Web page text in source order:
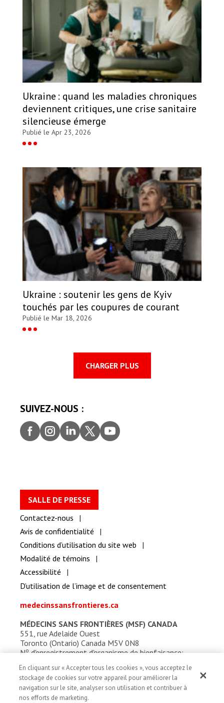
Ukraine : quand les maladies chroniques
deviennent critiques, une crise sanitaire
silencieuse émerge
Publié le Apr 23, 2026
Ukraine : soutenir les gens de Kyiv
touchés par les coupures de courant
Publié le Mar 18, 2026
CHARGER PLUS
SUIVEZ-NOUS :
Faceb
ook
Insta
gram
Linke
dIn
Twitt
er
youtu
be
SALLE DE PRESSE
Contactez-nous
Avis de confidentialité
Conditions d’utilisation du site web
Modalité de témoins
Accessibilité
D’utilisation de l’image et de consentement
medecinssansfrontieres.ca
MÉDECINS SANS FRONTIÈRES (MSF) CANADA
551, rue Adelaide Ouest
Toronto (Ontario) Canada M5V 0N8
Nod'enregistrement d'organisme de bienfaisance:
En cliquant sur « Accepter tous les cookies », vous acceptez le
stockage de cookies sur votre appareil pour améliorer la
navigation sur le site, analyser son utilisation et contribuer à
nos efforts de marketing.